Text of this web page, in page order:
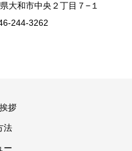
大和市中央２丁目７−１
244-3262
拶
法
ー